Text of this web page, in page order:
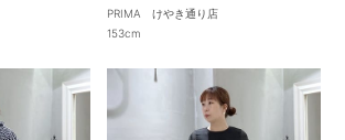
PRIMA けやき通り店
153cm